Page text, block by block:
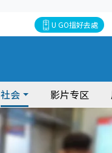
U GO搵好去處
社会 影片专区